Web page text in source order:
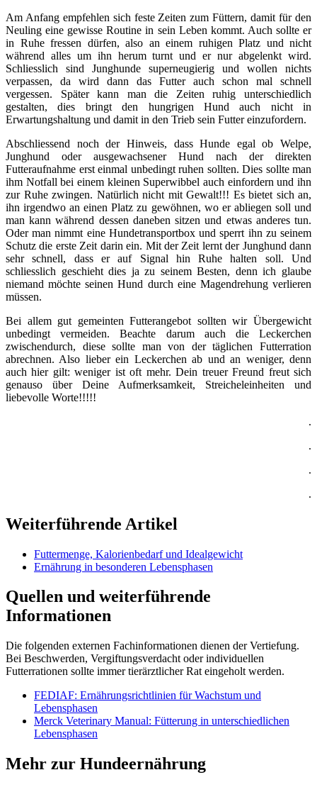
Am Anfang empfehlen sich feste Zeiten zum Füttern, damit für den
Neuling eine gewisse Routine in sein Leben kommt. Auch sollte er
in Ruhe fressen dürfen, also an einem ruhigen Platz und nicht
während alles um ihn herum turnt und er nur abgelenkt wird.
Schliesslich sind Junghunde superneugierig und wollen nichts
verpassen, da wird dann das Futter auch schon mal schnell
vergessen. Später kann man die Zeiten ruhig unterschiedlich
gestalten, dies bringt den hungrigen Hund auch nicht in
Erwartungshaltung und damit in den Trieb sein Futter einzufordern.
Abschliessend noch der Hinweis, dass Hunde egal ob Welpe,
Junghund oder ausgewachsener Hund nach der direkten
Futteraufnahme erst einmal unbedingt ruhen sollten. Dies sollte man
ihm Notfall bei einem kleinen Superwibbel auch einfordern und ihn
zur Ruhe zwingen. Natürlich nicht mit Gewalt!!! Es bietet sich an,
ihn irgendwo an einen Platz zu gewöhnen, wo er abliegen soll und
man kann während dessen daneben sitzen und etwas anderes tun.
Oder man nimmt eine Hundetransportbox und sperrt ihn zu seinem
Schutz die erste Zeit darin ein. Mit der Zeit lernt der Junghund dann
sehr schnell, dass er auf Signal hin Ruhe halten soll. Und
schliesslich geschieht dies ja zu seinem Besten, denn ich glaube
niemand möchte seinen Hund durch eine Magendrehung verlieren
müssen.
Bei allem gut gemeinten Futterangebot sollten wir Übergewicht
unbedingt vermeiden. Beachte darum auch die Leckerchen
zwischendurch, diese sollte man von der täglichen Futterration
abrechnen. Also lieber ein Leckerchen ab und an weniger, denn
auch hier gilt: weniger ist oft mehr. Dein treuer Freund freut sich
genauso über Deine Aufmerksamkeit, Streicheleinheiten und
liebevolle Worte!!!!!
.
.
.
.
Weiterführende Artikel
Futtermenge, Kalorienbedarf und Idealgewicht
Ernährung in besonderen Lebensphasen
Quellen und weiterführende
Informationen
Die folgenden externen Fachinformationen dienen der Vertiefung.
Bei Beschwerden, Vergiftungsverdacht oder individuellen
Futterrationen sollte immer tierärztlicher Rat eingeholt werden.
FEDIAF: Ernährungsrichtlinien für Wachstum und
Lebensphasen
Merck Veterinary Manual: Fütterung in unterschiedlichen
Lebensphasen
Mehr zur Hundeernährung